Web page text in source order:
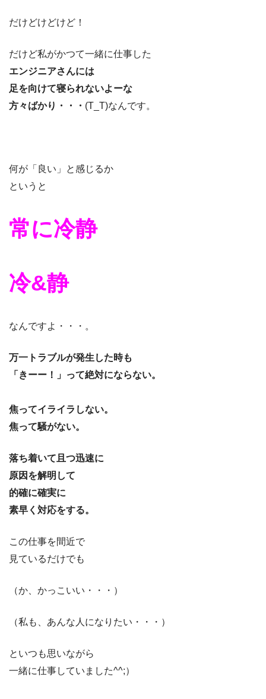
だけどけどけど！
だけど私がかつて一緒に仕事した
エンジニアさんには
足を向けて寝られないよーな
方々ばかり・・・ (T_T)なんです。
何が「良い」と感じるか
というと
常に冷静
冷&静
なんですよ・・・。
万一トラブルが発生した時も
「きーー！」って絶対にならない。
焦ってイライラしない。
焦って騒がない。
落ち着いて且つ迅速に
原因を解明して
的確に確実に
素早く対応をする。
この仕事を間近で
見ているだけでも
（か、かっこいい・・・）
（私も、あんな人になりたい・・・）
といつも思いながら
一緒に仕事していました^^;）